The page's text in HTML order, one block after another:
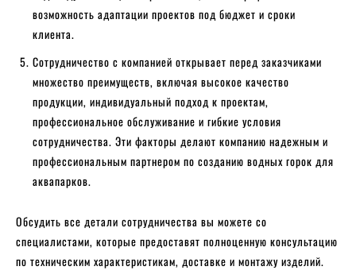
возможность адаптации проектов под бюджет и сроки
клиента.
Сотрудничество с компанией открывает перед заказчиками
множество преимуществ, включая высокое качество
продукции, индивидуальный подход к проектам,
профессиональное обслуживание и гибкие условия
сотрудничества. Эти факторы делают компанию надежным и
профессиональным партнером по созданию водных горок для
аквапарков.
Обсудить все детали сотрудничества вы можете со
специалистами, которые предоставят полноценную консультацию
по техническим характеристикам, доставке и монтажу изделий.